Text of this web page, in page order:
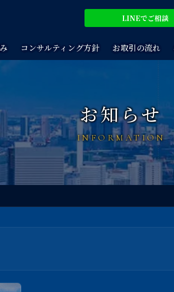
LINEでご相談
コンサルティング方針 お取引の流れ
お知らせ
INFORMATION